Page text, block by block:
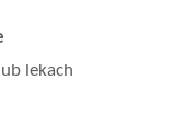
lekach